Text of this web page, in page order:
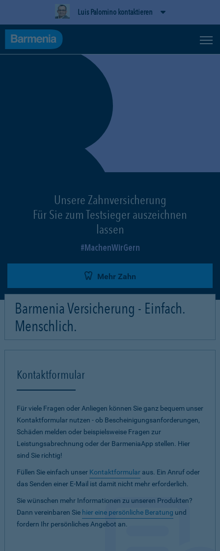
Luis Palomino kontaktieren
Unsere Zahnversicherung
Für Sie zum Testsieger auszeichnen
lassen
MachenWirGern
Mehr Zahn
Barmenia Versicherung - Einfach.
Menschlich.
Kontaktformular
Für viele Fragen oder Anliegen können Sie ganz bequem unser
Kontaktformular nutzen - ob Bescheinigungsanforderungen,
Schäden melden oder beispielsweise Fragen zur
Leistungsabrechnung oder der BarmeniaApp stellen. Hier
sind Sie richtig!
Füllen Sie einfach unser Kontaktformular aus. Ein Anruf oder
das Senden einer E-Mail ist damit nicht mehr erforderlich.
Sie wünschen mehr Informationen zu unseren Produkten?
Dann vereinbaren Sie hier eine persönliche Beratung und
fordern Ihr persönliches Angebot an.